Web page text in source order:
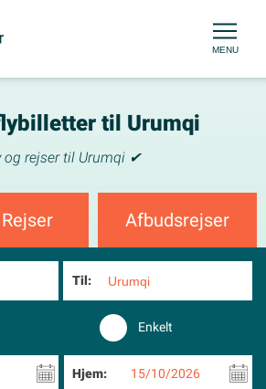
MENU
til Urumqi
og rejser til Urumqi ✔
Rejser Afbudsrejser
Til:
Enkelt
Hjem: 15/10/2026